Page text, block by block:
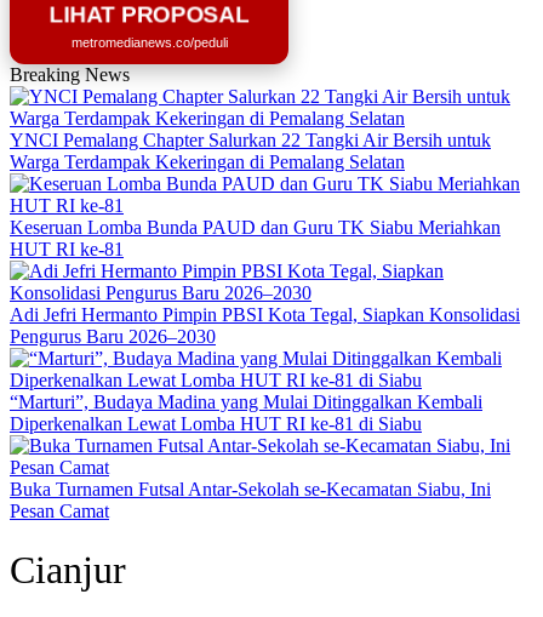
LIHAT PROPOSAL
metromedianews.co/peduli
Breaking News
YNCI Pemalang Chapter Salurkan 22 Tangki Air Bersih untuk
Warga Terdampak Kekeringan di Pemalang Selatan
Keseruan Lomba Bunda PAUD dan Guru TK Siabu Meriahkan
HUT RI ke-81
Adi Jefri Hermanto Pimpin PBSI Kota Tegal, Siapkan Konsolidasi
Pengurus Baru 2026–2030
“Marturi”, Budaya Madina yang Mulai Ditinggalkan Kembali
Diperkenalkan Lewat Lomba HUT RI ke-81 di Siabu
Buka Turnamen Futsal Antar-Sekolah se-Kecamatan Siabu, Ini
Pesan Camat
Cianjur